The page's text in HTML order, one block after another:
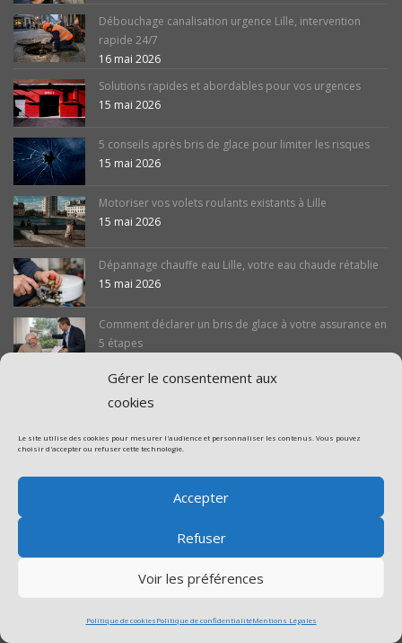
Gérer le consentement aux
cookies
Le site utilise des cookies pour mesurer l'audience et personnaliser les contenus. Vous pouvez
choisir d'accepter ou refuser cette technologie.
Accepter
Refuser
Voir les préférences
Politique de cookiesPolitique de confidentialitéMentions Légales
Débouchage canalisation urgence Lille, intervention
rapide 24/7
16 mai 2026
Solutions rapides et abordables pour vos urgences
15 mai 2026
5 conseils après bris de glace pour limiter les risques
15 mai 2026
Motoriser vos volets roulants existants à Lille
15 mai 2026
Dépannage chauffe eau Lille, votre eau chaude rétablie
15 mai 2026
Comment déclarer un bris de glace à votre assurance en
5 étapes
ADR Vitrerie
Simple vitrage